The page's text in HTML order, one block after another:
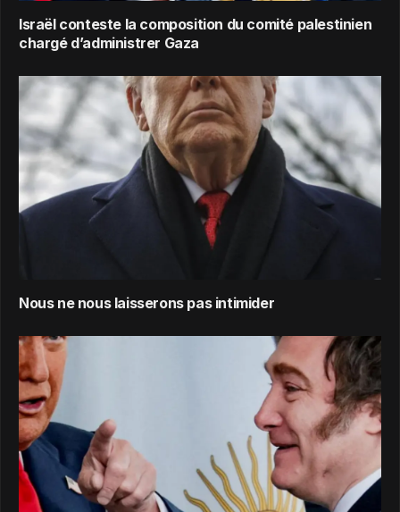
Israël conteste la composition du comité palestinien
chargé d’administrer Gaza
Nous ne nous laisserons pas intimider